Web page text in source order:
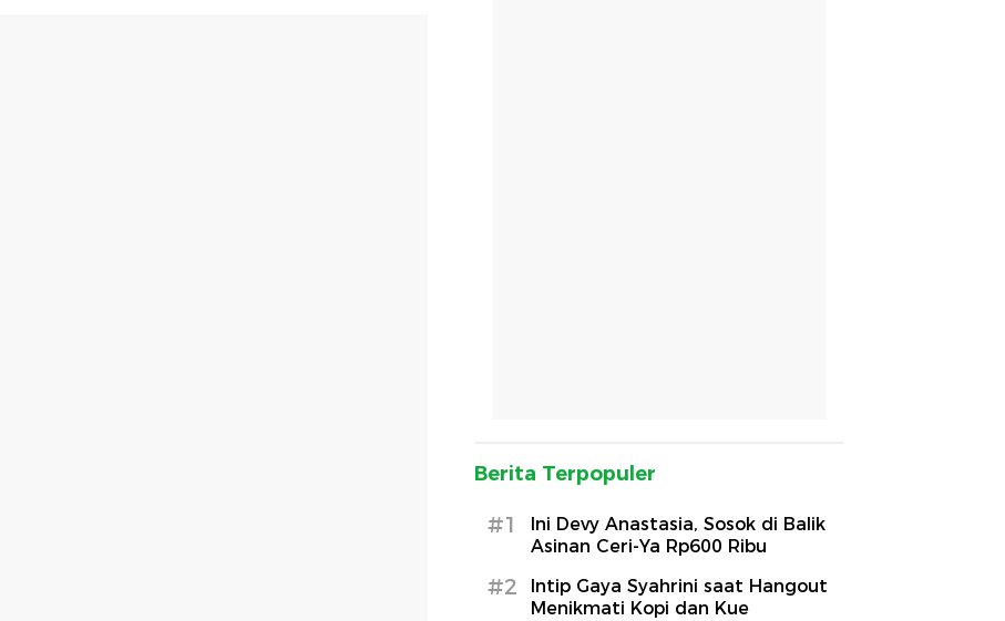
Berita Terpopuler
#1
Ini Devy Anastasia, Sosok di Balik
Asinan Ceri-Ya Rp600 Ribu
#2
Intip Gaya Syahrini saat Hangout
Menikmati Kopi dan Kue